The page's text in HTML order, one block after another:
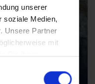
unserer
soziale Medien,
Unsere Partner
mit
Sie ihnen
haben.